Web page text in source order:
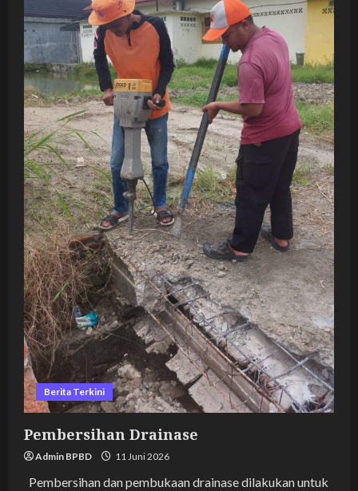
Berita Terkini
Pembersihan Drainase
Admin BPBD 11 Juni 2026
Pembersihan dan pembukaan drainase dilakukan untuk